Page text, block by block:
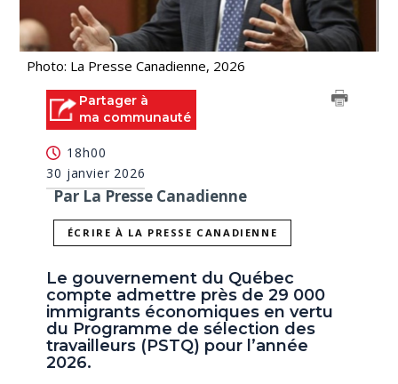
Photo: La Presse Canadienne, 2026
Partager à
ma communauté
18h00
30 janvier 2026
Par La Presse Canadienne
ÉCRIRE À LA PRESSE CANADIENNE
Le gouvernement du Québec
compte admettre près de 29 000
immigrants économiques en vertu
du Programme de sélection des
travailleurs (PSTQ) pour l’année
2026.